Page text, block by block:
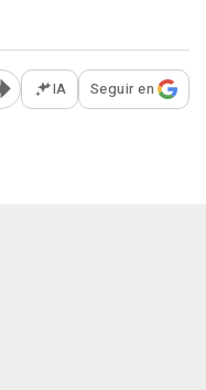
Abrir opciones para
IA Seguir en